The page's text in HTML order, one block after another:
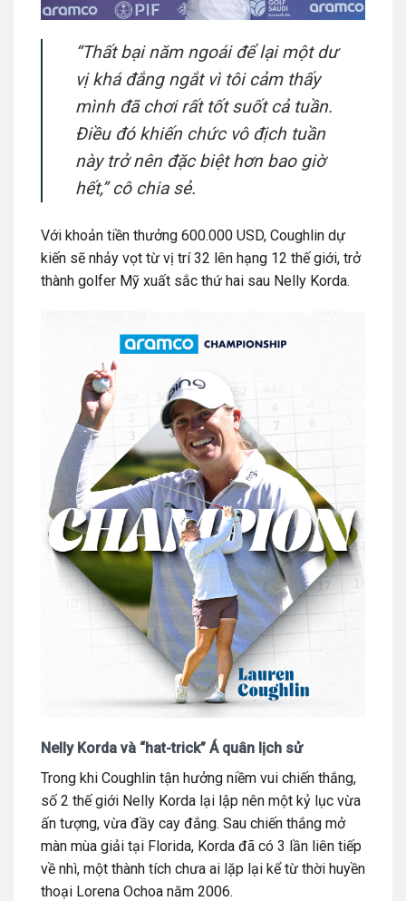
“Thất bại năm ngoái để lại một dư
vị khá đắng ngắt vì tôi cảm thấy
mình đã chơi rất tốt suốt cả tuần.
Điều đó khiến chức vô địch tuần
này trở nên đặc biệt hơn bao giờ
hết,”cô chia sẻ.
Với khoản tiền thưởng 600.000 USD, Coughlin dự
kiến sẽ nhảy vọt từ vị trí 32 lên hạng 12 thế giới, trở
thành golfer Mỹ xuất sắc thứ hai sau Nelly Korda.
Nelly Korda và “hat-trick” Á quân lịch sử
Trong khi Coughlin tận hưởng niềm vui chiến thắng,
số 2 thế giới Nelly Korda lại lập nên một kỷ lục vừa
ấn tượng, vừa đầy cay đắng. Sau chiến thắng mở
màn mùa giải tại Florida, Korda đã có 3 lần liên tiếp
về nhì, một thành tích chưa ai lặp lại kể từ thời huyền
thoại Lorena Ochoa năm 2006.